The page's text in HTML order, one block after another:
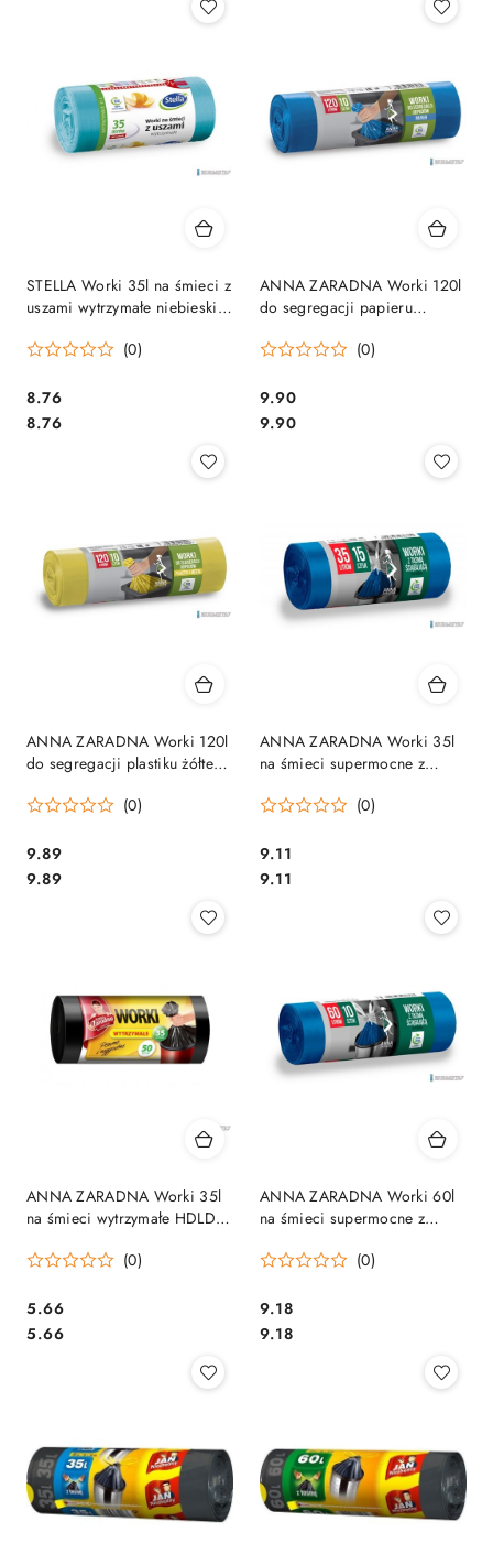
STELLA Worki 35l na śmieci z
uszami wytrzymałe niebieskie
(0)
Cena:
8.76
Cena:
8.76
ANNA ZARADNA Worki 120l
do segregacji papieru
17065
(0)
Cena:
9.90
Cena:
9.90
ANNA ZARADNA Worki 120l
do segregacji plastiku żółte
(0)
Cena:
9.89
Cena:
9.89
ANNA ZARADNA Worki 35l
na śmieci supermocne z
36370
(0)
Cena:
9.11
Cena:
9.11
ANNA ZARADNA Worki 35l
na śmieci wytrzymałe HDLD
(0)
Cena:
5.66
Cena:
5.66
ANNA ZARADNA Worki 60l
na śmieci supermocne z
segregacji papier 36363
(0)
Cena:
9.18
Cena:
9.18